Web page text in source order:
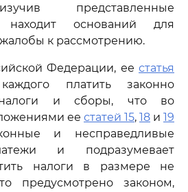
представленные
оснований для
к рассмотрению.
Федерации, ее статья
платить законно
налоги и сборы, что во
ее статей 15, 18 и 19
и несправедливые
и подразумевает
налоги в размере не
предусмотрено законом,